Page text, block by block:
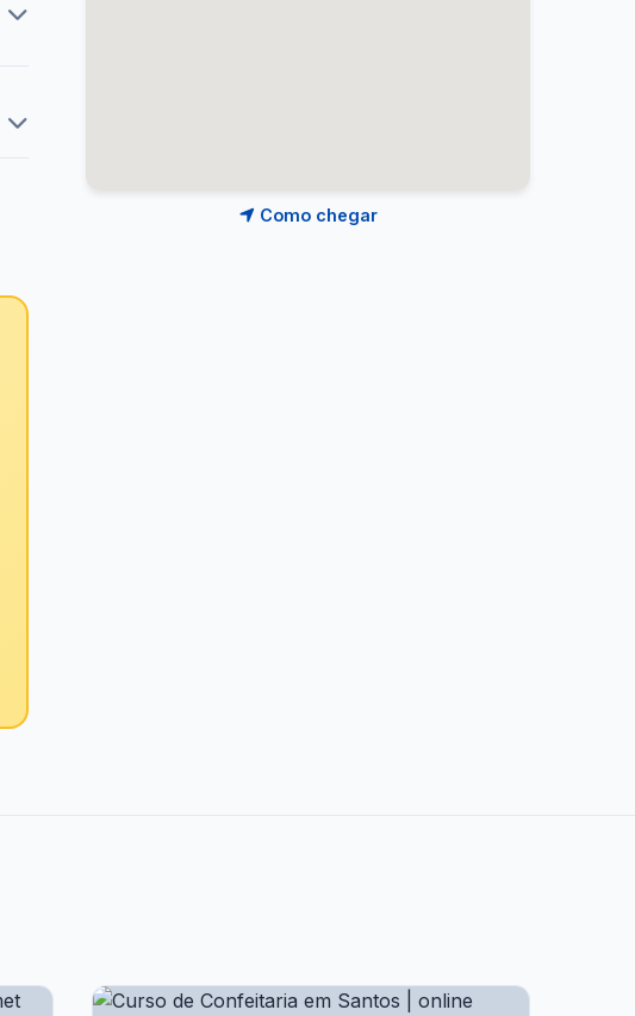
Como chegar